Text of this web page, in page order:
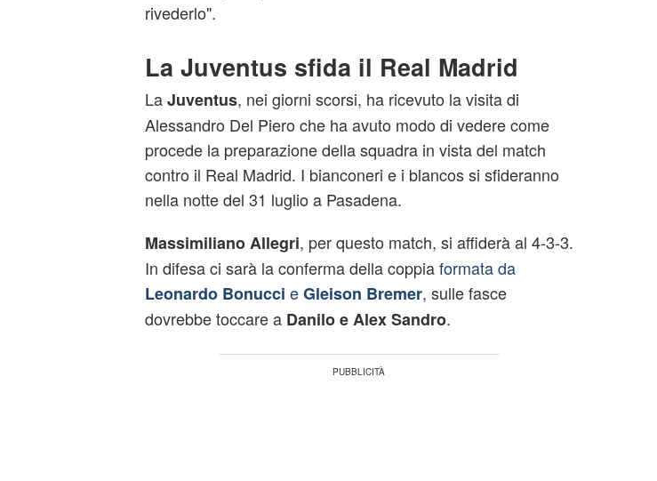
rivederlo".
La Juventus sfida il Real Madrid
LaJuventus, nei giorni scorsi, ha ricevuto la visita di
Alessandro Del Piero che ha avuto modo di vedere come
procede la preparazione della squadra in vista del match
contro il Real Madrid. I bianconeri e i blancos si sfideranno
nella notte del 31 luglio a Pasadena.
Massimiliano Allegri, per questo match, si affiderà al 4-3-3.
In difesa ci sarà la conferma della coppiaformata da
Leonardo Bonucci eGleison Bremer, sulle fasce
dovrebbe toccare a Danilo e Alex Sandro.